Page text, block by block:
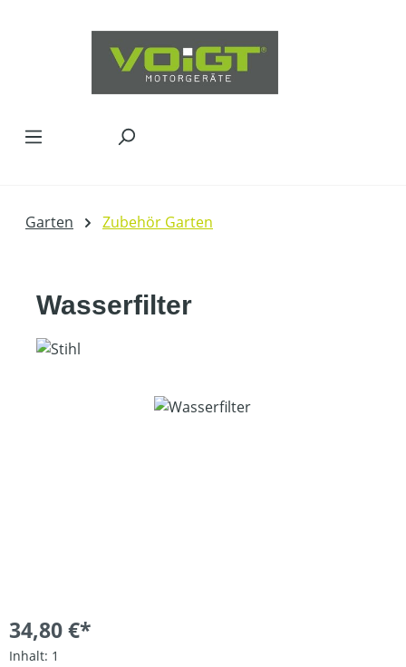
Garten Zubehör Garten
Wasserfilter
Bildergalerie überspringen
34,80 €*
Inhalt: 1